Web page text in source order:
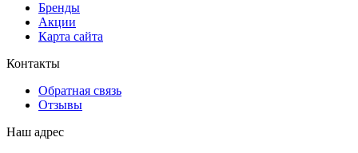
Бренды
Акции
Карта сайта
Контакты
Обратная связь
Отзывы
Наш адрес